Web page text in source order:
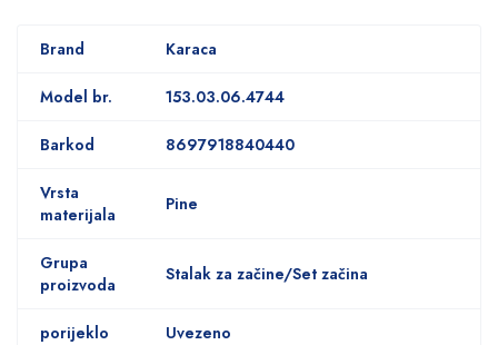
Brand Karaca
Model br. 153.03.06.4744
Barkod 8697918840440
Vrsta
materijala
Pine
Grupa
proizvoda
Stalak za začine/Set začina
porijeklo Uvezeno